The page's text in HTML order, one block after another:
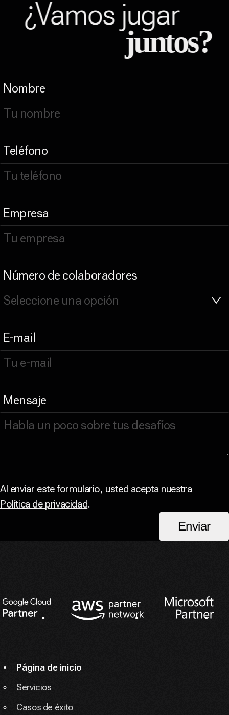
¿Vamos jugar
juntos?
Nombre
Teléfono
Empresa
Número de colaboradores
E-mail
Mensaje
Al enviar este formulario, usted acepta nuestra
Política de privacidad.
Enviar
Socios
Página de inicio
Servicios
Casos de éxito